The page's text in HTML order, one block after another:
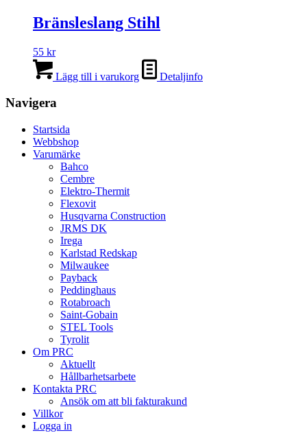
Bränsleslang Stihl
55 kr
Lägg till i varukorg Detaljinfo
Navigera
Startsida
Webbshop
Varumärke
Bahco
Cembre
Elektro-Thermit
Flexovit
Husqvarna Construction
JRMS DK
Irega
Karlstad Redskap
Milwaukee
Payback
Peddinghaus
Rotabroach
Saint-Gobain
STEL Tools
Tyrolit
Om PRC
Aktuellt
Hållbarhetsarbete
Kontakta PRC
Ansök om att bli fakturakund
Villkor
Logga in